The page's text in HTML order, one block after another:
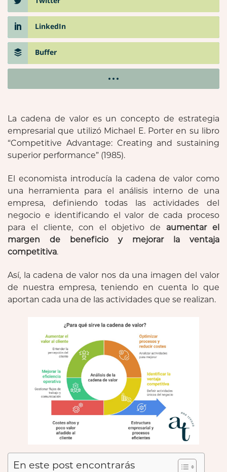
LinkedIn
Buffer
La cadena de valor es un concepto de estrategia
empresarial que utilizó Michael E. Porter en su libro
“Competitive Advantage: Creating and sustaining
superior performance” (1985).
El economista introducía la cadena de valor como
una herramienta para el análisis interno de una
empresa, definiendo todas las actividades del
negocio e identificando el valor de cada proceso
para el cliente, con el objetivo de aumentar el
margen de beneficio y mejorar la ventaja
competitiva.
Así, la cadena de valor nos da una imagen del valor
de nuestra empresa, teniendo en cuenta lo que
aportan cada una de las actividades que se realizan.
En este post encontrarás